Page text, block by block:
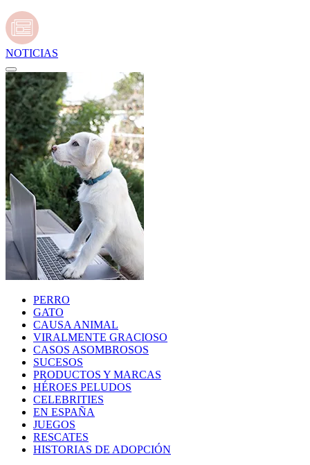
NOTICIAS
PERRO
GATO
CAUSA ANIMAL
VIRALMENTE GRACIOSO
CASOS ASOMBROSOS
SUCESOS
PRODUCTOS Y MARCAS
HÉROES PELUDOS
CELEBRITIES
EN ESPAÑA
JUEGOS
RESCATES
HISTORIAS DE ADOPCIÓN